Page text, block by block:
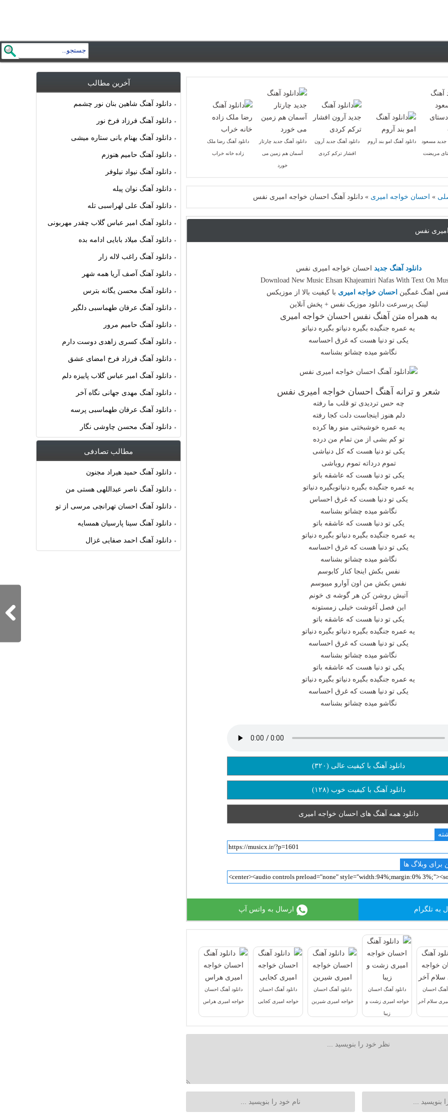
جدید مسعود
مریضت
دانلود آهنگ امو بند آروم دانلود آهنگ جدید آرون
افشار ترکم کردی
دانلود آهنگ جدید چارتار
آسمان هم زمین می
خورد
دانلود آهنگ رضا ملک
زاده خانه خراب
» احسان خواجه امیری » دانلود آهنگ احسان خواجه امیری نفس
امیری نفس
دانلود آهنگ جدید احسان خواجه امیری نفس
Download New Music Ehsan Khajeamiri Nafas With Text On
اهنگ غمگین احسان خواجه امیری با کیفیت بالا از موزیکس
لینک پرسرعت دانلود موزیک نفس + پخش آنلاین
به همراه متن آهنگ نفس احسان خواجه امیری
یه عمره جنگیده بگیره دنیاتو بگیره دنیاتو
یکی تو دنیا هست که غرق احساسه
نگاشو میده چشاتو بشناسه
شعر و ترانه آهنگ احسان خواجه امیری نفس
چه حس تردیدی تو قلب ما رفته
دلم هنوز اینجاست دلت کجا رفته
یه عمره خوشبختی منو رها کرده
تو کم بشی از من تمام من درده
یکی تو دنیا هست که کل دنیاشی
تموم درداته تموم رویاشی
یکی تو دنیا هست که عاشقه باتو
یه عمره جنگیده بگیره دنیاتوبگیره دنیاتو
یکی تو دنیا هست که غرق احساس
نگاشو میده چشاتو بشناسه
یکی تو دنیا هست که عاشقه باتو
یه عمره جنگیده بگیره دنیاتو بگیره دنیاتو
یکی تو دنیا هست که غرق احساسه
نگاشو میده چشاتو بشناسه
نفس بکش اینجا کنار کابوسم
نفس بکش من اون آوارو میبوسم
آتیش روشن کن هر گوشه ی خونم
این فصل آغوشت خیلی زمستونه
یکی تو دنیا هست که عاشقه باتو
یه عمره جنگیده بگیره دنیاتو بگیره دنیاتو
یکی تو دنیا هست که غرق احساسه
نگاشو میده چشاتو بشناسه
یکی تو دنیا هست که عاشقه باتو
یه عمره جنگیده بگیره دنیاتو بگیره دنیاتو
یکی تو دنیا هست که غرق احساسه
نگاشو میده چشاتو بشناسه
دانلود آهنگ با کیفیت عالی (۳۲۰)
دانلود آهنگ با کیفیت خوب (۱۲۸)
دانلود همه آهنگ های احسان خواجه امیری
برای وبلاگ ها
به تلگرام ارسال به واتس آپ
آهنگ احسان
سلام آخر
دانلود آهنگ احسان
خواجه امیری زشت و
زیبا
دانلود آهنگ احسان
خواجه امیری شیرین
دانلود آهنگ احسان
خواجه امیری کجایی
دانلود آهنگ احسان
خواجه امیری هراس
آخرین مطالب
دانلود آهنگ شاهین بنان نور چشمم
دانلود آهنگ فرزاد فرخ نور
دانلود آهنگ بهنام بانی ستاره میشی
دانلود آهنگ حامیم هنوزم
دانلود آهنگ نیواد نیلوفر
دانلود آهنگ نوان پیله
دانلود آهنگ علی لهراسبی تله
دانلود آهنگ امیر عباس گلاب چقدر مهربونی
دانلود آهنگ میلاد بابایی ادامه بده
دانلود آهنگ راغب لاله زار
دانلود آهنگ آصف آریا همه شهر
دانلود آهنگ محسن یگانه بترس
دانلود آهنگ عرفان طهماسبی دلگیر
دانلود آهنگ حامیم مرور
دانلود آهنگ کسری زاهدی دوست دارم
دانلود آهنگ فرزاد فرخ امضای عشق
دانلود آهنگ امیر عباس گلاب پاییزه دلم
دانلود آهنگ مهدی جهانی نگاه آخر
دانلود آهنگ عرفان طهماسبی پرسه
دانلود آهنگ محسن چاوشی نگار
مطالب تصادفی
دانلود آهنگ حمید هیراد مجنون
دانلود آهنگ ناصر عبداللهی هستی من
دانلود آهنگ احسان تهرانچی مرسی از تو
دانلود آهنگ سینا پارسیان همسایه
دانلود آهنگ احمد صفایی غزال